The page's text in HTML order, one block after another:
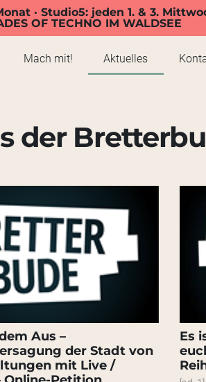
· Studio5: jeden 1. & 3.
OF TECHNO IM WALDSEE
Mach mit! Aktuelles
der
Aus –
der Stadt von
mit Live /
Es